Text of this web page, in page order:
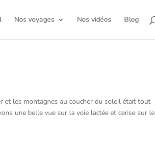
Nos voyages Nos vidéos Blog
et les montagnes au coucher du soleil était tout
une belle vue sur la voie lactée et cerise sur le